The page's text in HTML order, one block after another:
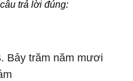
trả lời đúng:
Bảy trăm năm mươi